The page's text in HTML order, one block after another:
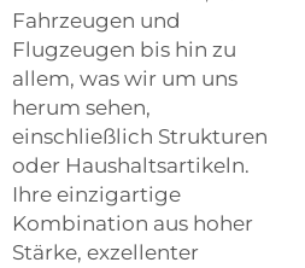
Fahrzeugen und
Flugzeugen bis hin zu
allem, was wir um uns
herum sehen,
einschließlich Strukturen
oder Haushaltsartikeln.
Ihre einzigartige
Kombination aus hoher
Stärke, exzellenter